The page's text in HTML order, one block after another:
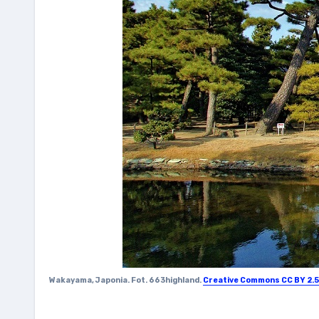
Wakayama, Japonia. Fot. 663highland. Creative Commons CC BY